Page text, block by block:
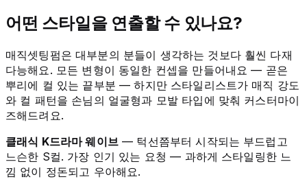
어떤 스타일을 연출할 수 있나요?
매직셋팅펌은 대부분의 분들이 생각하는 것보다 훨씬 다재
다능해요. 모든 변형이 동일한 컨셉을 만들어내요 — 곧은
뿌리에 컬 있는 끝부분 — 하지만 스타일리스트가 매직 강도
와 컬 패턴을 손님의 얼굴형과 모발 타입에 맞춰 커스터마이
즈해드려요.
클래식 K드라마 웨이브— 턱선쯤부터 시작되는 부드럽고
느슨한 S컬. 가장 인기 있는 요청 — 과하게 스타일링한 느
낌 없이 정돈되고 우아해요.